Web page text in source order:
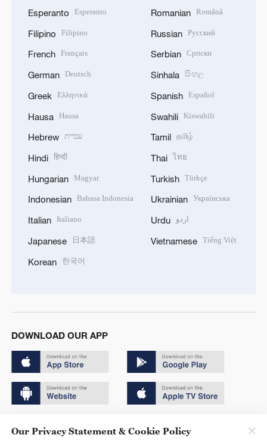
Esperanto Esperanto
Filipino Filipino
French Français
German Deutsch
Greek Ελληνικά
Hausa Hausa
Hebrew עברית
Hindi हिन्दी
Hungarian Magyar
Indonesian Bahasa Indonesia
Italian Italiano
Japanese 日本語
Korean 한국어
Romanian Română
Russian Русский
Serbian Српски
Sinhala සිංහල
Spanish Español
Swahili Kiswahili
Tamil தமிழ்
Thai ไทย
Turkish Türkçe
Ukrainian Українська
Urdu اردو
Vietnamese Tiếng Việt
DOWNLOAD OUR APP
Our Privacy Statement & Cookie Policy